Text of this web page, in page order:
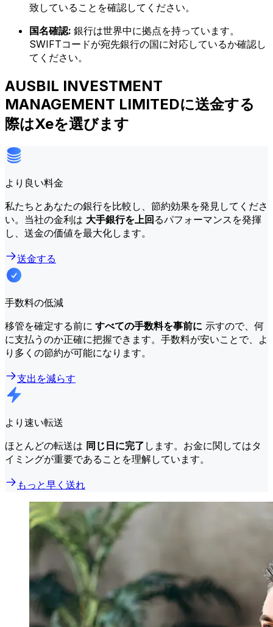
致していることを確認してください。
国名確認: 銀行は世界中に拠点を持っています。
SWIFTコードが宛先銀行の国に対応しているか確認し
てください。
AUSBIL INVESTMENT
MANAGEMENT LIMITEDに送金する
際はXeを選びます
より良い料金
私たちとあなたの銀行を比較し、節約効果を発見してくださ
い。当社の金利は 大手銀行を上回るパフォーマンスを発揮
し、送金の価値を最大化します。
送金する
手数料の低減
移管を確定する前に すべての手数料を事前に 示すので、何
に支払うのか正確に把握できます。手数料が安いことで、よ
り多くの節約が可能になります。
支出を減らす
より速い転送
ほとんどの転送は 同じ日に完了 します。お金に関してはタ
イミングが重要であることを理解しています。
もっと早く送れ